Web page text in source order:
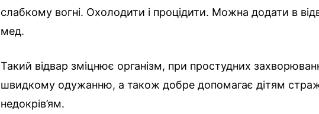
слабкому вогні. Охолодити і процідити. Можна додати в
мед.
Такий відвар зміцнює організм, при простудних
швидкому одужанню, а також добре допомагає дітям
недокрів’ям.